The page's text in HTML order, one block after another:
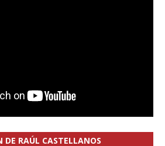
DE RAÚL CASTELLANOS